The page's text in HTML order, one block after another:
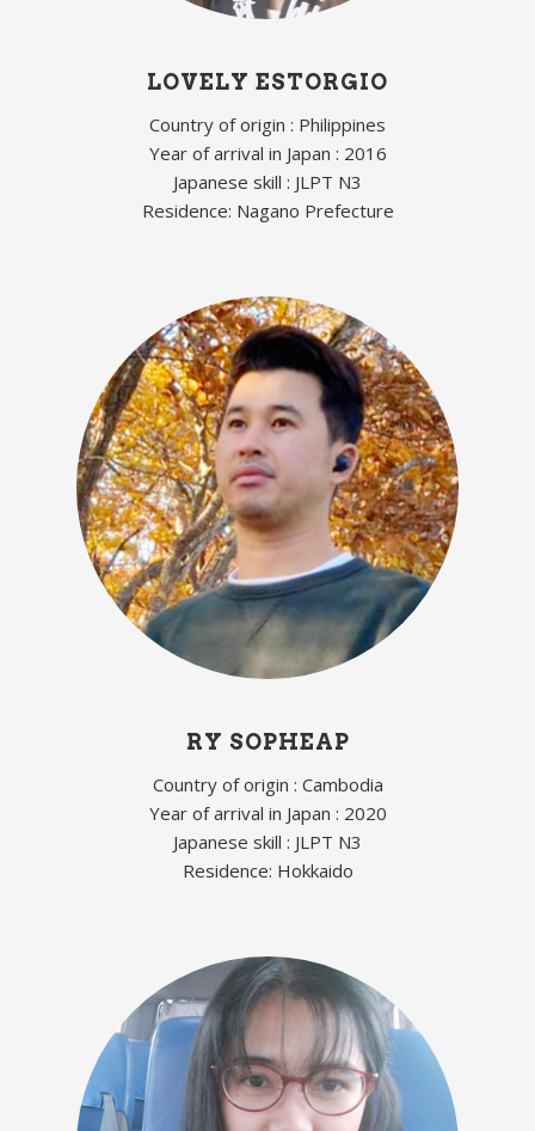
LOVELY ESTORGIO
Country of origin : Philippines
Year of arrival in Japan : 2016
Japanese skill : JLPT N3
Residence: Nagano Prefecture
RY SOPHEAP
Country of origin : Cambodia
Year of arrival in Japan : 2020
Japanese skill : JLPT N3
Residence: Hokkaido